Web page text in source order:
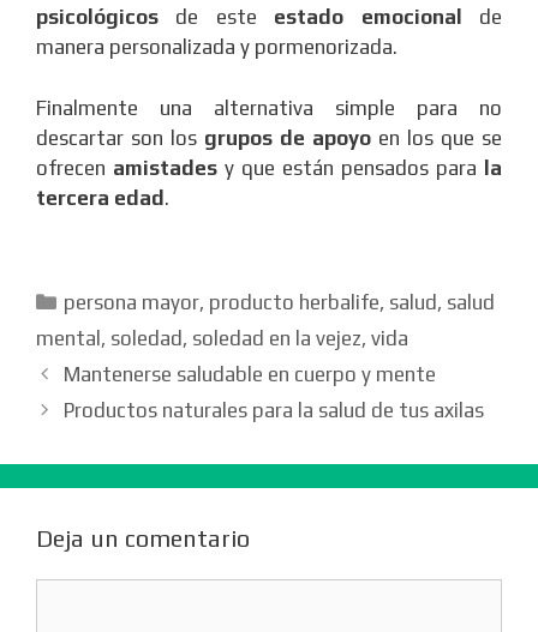
psicológicos de este estado emocional
de
manera personalizada y pormenorizada.
Finalmente una alternativa simple para no
descartar son los grupos de apoyo en los que se
ofrecen amistades y que están pensados para la
tercera edad.
Categorías
persona mayor, producto herbalife, salud , salud
mental , soledad , soledad en la vejez, vida
Mantenerse saludable en cuerpo y mente
Productos naturales para la salud de tus axilas
Deja un comentario